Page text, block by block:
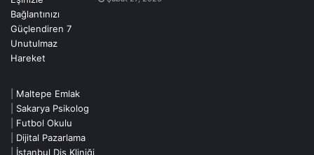
Maltepe Emlak
Sakarya Psikolog
Futbol Okulu
Dijital Pazarlama
İstanbul Diş Kliniği